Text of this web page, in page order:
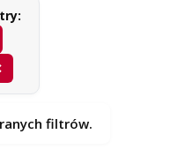
filtrów.